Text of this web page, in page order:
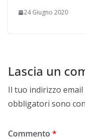
24 Giugno 2020
Lascia un
Il tuo indirizzo
obbligatori sono
Commento *